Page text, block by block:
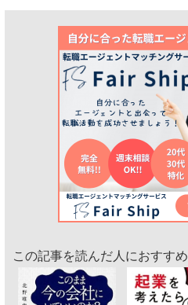
この記事を読んだ人におすす